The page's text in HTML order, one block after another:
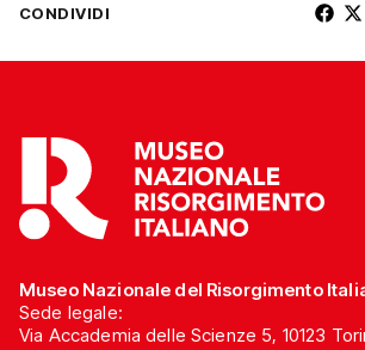
CONDIVIDI
Museo Nazionale del Risorgimento
Sede legale:
Via Accademia delle Scienze 5, 10123